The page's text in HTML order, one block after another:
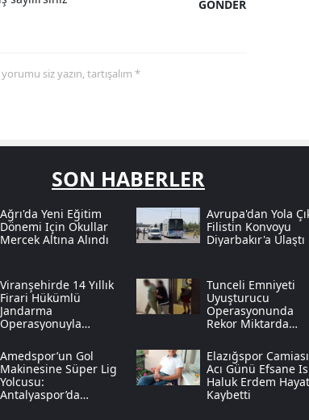
GÖNDER
siz yazın, tartışalım *
SON HABERLER
Ağrı'da Yeni Eğitim
Dönemi Için Okullar
Mercek Altına Alındı
Avrupa'dan Yola
Filistin Konvoyu
Diyarbakır'a Ulaştı
Viranşehirde 14 Yıllık
Firari Hükümlü
Jandarma
Operasyonuyla
Tunceli Emniyeti
Uyuşturucu
Operasyonunda
Rekor Miktarda
Amedspor’un Gol
Makinesine Süper Lig
Yolcusu:
Antalyaspor’da
Elazığspor
Acı Günü Efsane
Haluk Erdem
Kaybetti